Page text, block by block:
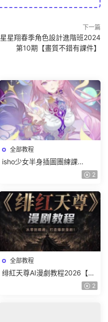
下一篇
星星翔春季角色設計進階班2024
第10期【畫質不錯有課件】
全部教程
isho少女半身插圖團練課
2026【畫質高清隻有視頻】 2
全部教程
绯紅天尊AI漫劇教程2026【畫
2